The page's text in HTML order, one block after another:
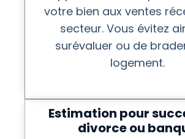
votre bien aux ventes
secteur. Vous évitez
surévaluer ou de
logement.
Estimation pour
divorce ou